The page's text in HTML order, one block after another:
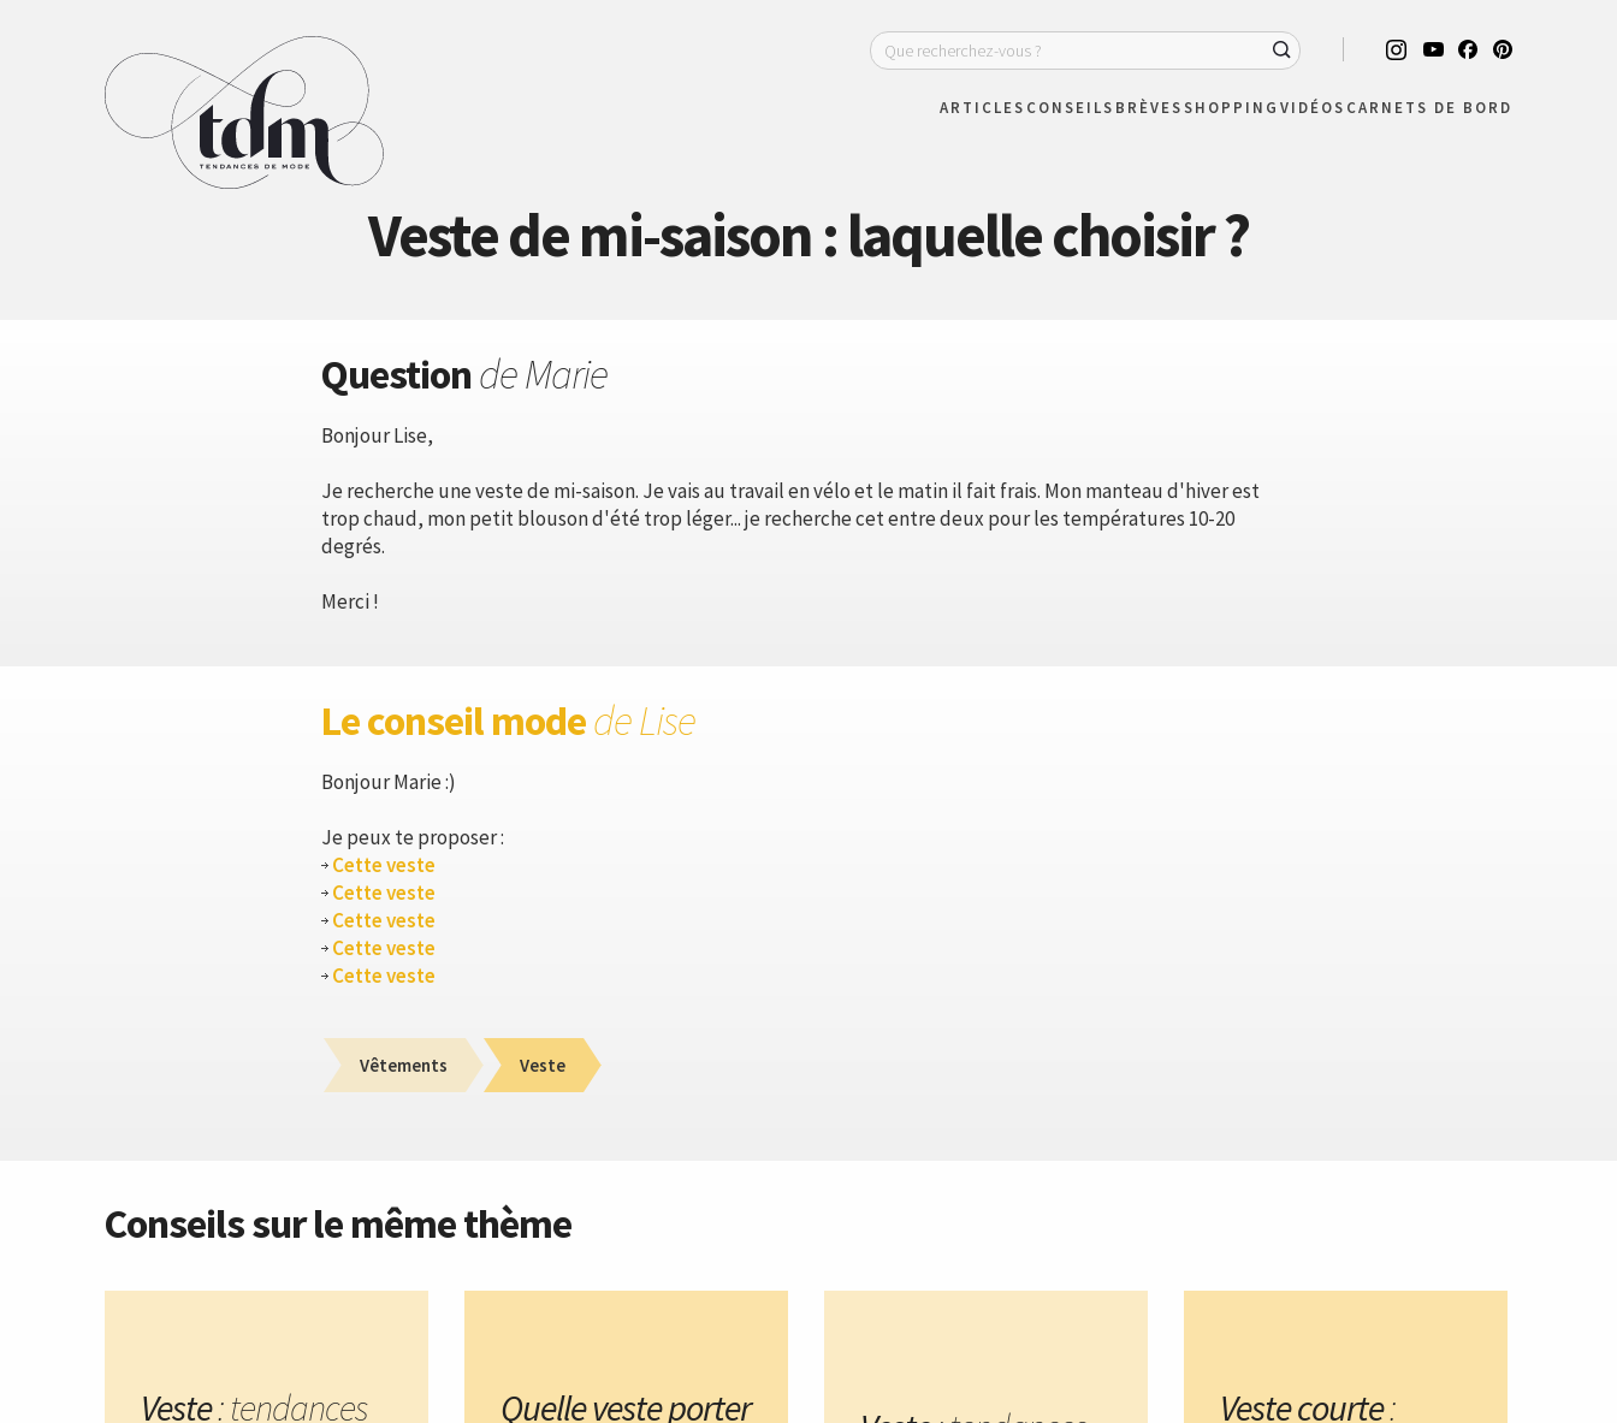
ARTICLES CONSEILS BRÈVESSHOPPING VIDÉOS CARNETS DE BORD
Veste de mi-saison : laquelle choisir ?
Questionde Marie
Bonjour Lise,
Je recherche une veste de mi-saison. Je vais au travail en vélo et le matin il fait frais. Mon manteau d'hiver est
trop chaud, mon petit blouson d'été trop léger... je recherche cet entre deux pour les températures 10-20
degrés.
Merci !
Le conseil modede Lise
Bonjour Marie :)
Je peux te proposer :
Cette veste
Cette veste
Cette veste
Cette veste
Cette veste
Vêtements Veste
Conseils sur le même thème
Veste: tendances
Quelle veste porter
Veste courte: